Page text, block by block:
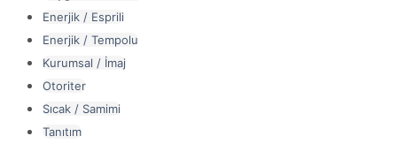
Enerjik / Esprili
Enerjik / Tempolu
Kurumsal / İmaj
Otoriter
Sıcak / Samimi
Tanıtım